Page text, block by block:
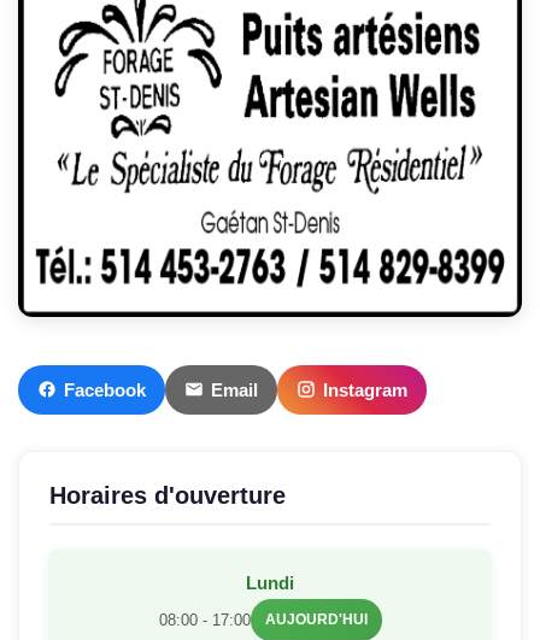
Facebook Email Instagram
Horaires d'ouverture
Lundi
08:00 - 17:00 AUJOURD'HUI